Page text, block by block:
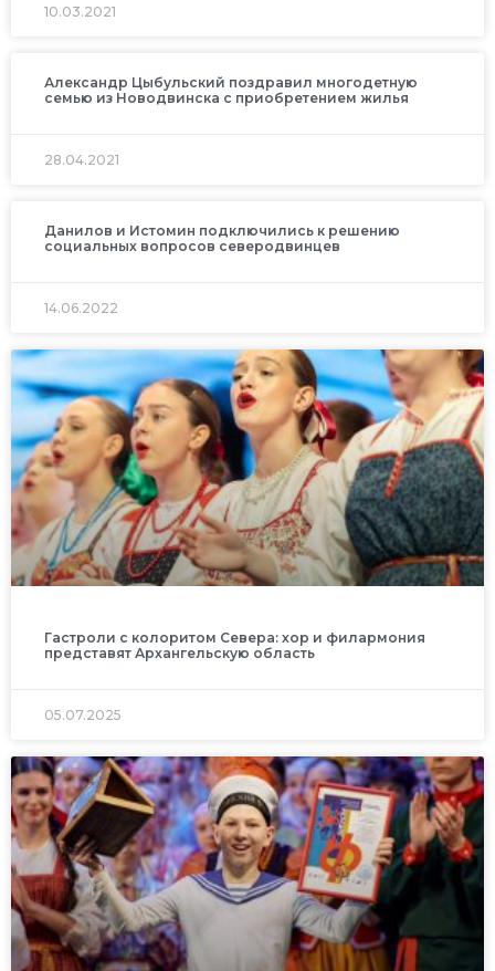
10.03.2021
Александр Цыбульский поздравил многодетную
семью из Новодвинска с приобретением жилья
28.04.2021
Данилов и Истомин подключились к решению
социальных вопросов северодвинцев
14.06.2022
Гастроли с колоритом Севера: хор и филармония
представят Архангельскую область
05.07.2025